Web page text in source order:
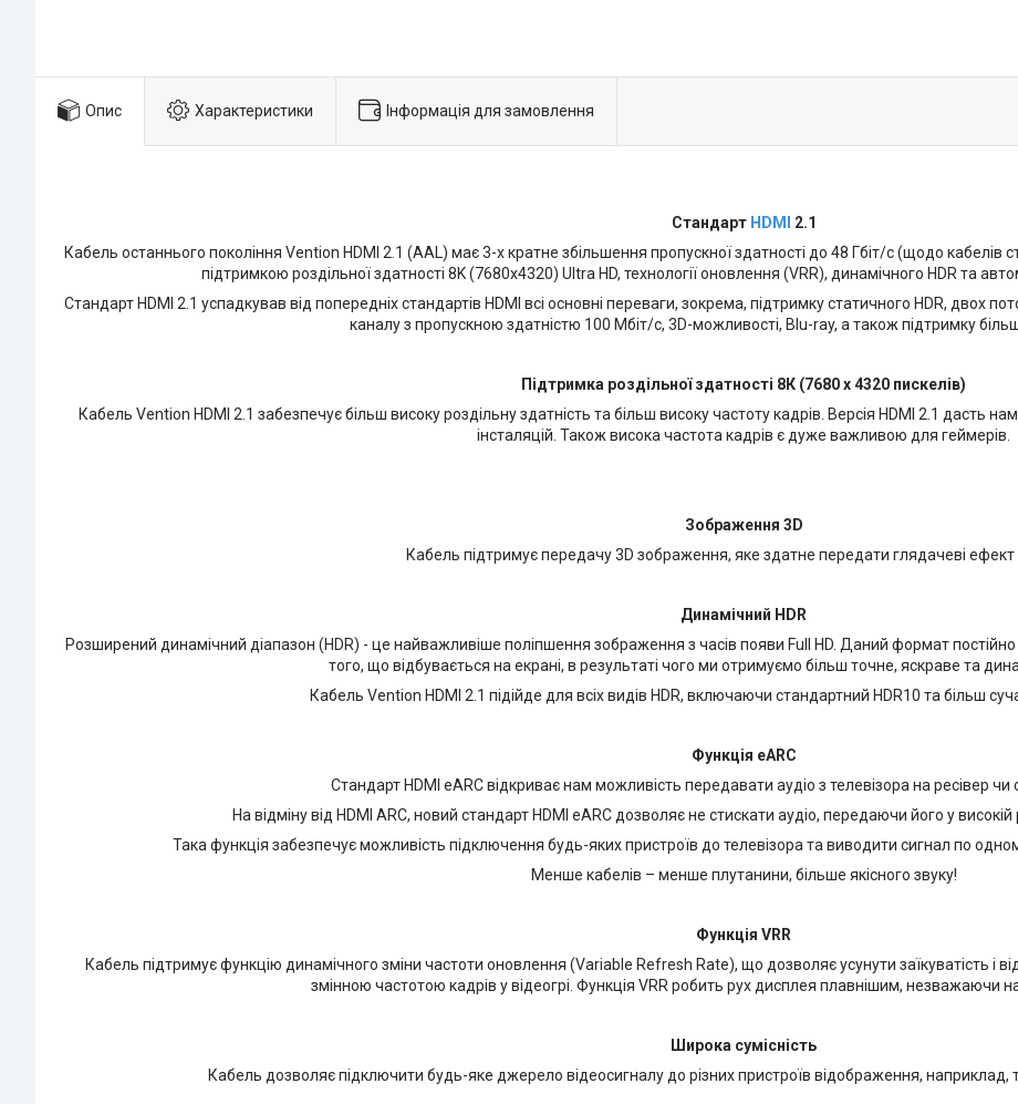
Опис Характеристики Інформація для замовлення
Стандарт HDMI
2.1
Кабель останнього покоління Vention HDMI 2.1 (AAL) має 3-х кратне збільшення пропускної здатності до 48 Гбіт/с (щодо кабелів
підтримкою роздільної здатності 8K (7680х4320) Ultra HD, технології оновлення (VRR), динамічного HDR та
Стандарт HDMI 2.1 успадкував від попередніх стандартів HDMI всі основні переваги, зокрема, підтримку статичного HDR, двох
каналу з пропускною здатністю 100 Мбіт/с, 3D-можливості, Blu-ray, а також підтримку більш
Підтримка роздільної здатності 8К (7680 х 4320 пискелів)
Кабель Vention HDMI 2.1 забезпечує більш високу роздільну здатність та більш високу частоту кадрів. Версія HDMI 2.1 дасть
інсталяцій. Також висока частота кадрів є дуже важливою для геймерів.
Зображення 3D
Кабель підтримує передачу 3D зображення, яке здатне передати глядачеві ефект
Динамічний HDR
Розширений динамічний діапазон (HDR) - це найважливіше поліпшення зображення з часів появи Full HD. Даний формат
того, що відбувається на екрані, в результаті чого ми отримуємо більш точне, яскраве та
Кабель Vention HDMI 2.1 підійде для всіх видів HDR, включаючи стандартний HDR10 та більш
Функція eARC
Стандарт HDMI eARC відкриває нам можливість передавати аудіо з телевізора на ресівер чи
На відміну від HDMI ARC, новий стандарт HDMI eARC дозволяє не стискати аудіо, передаючи його у високій
Така функція забезпечує можливість підключення будь-яких пристроїв до телевізора та виводити сигнал по
Менше кабелів – менше плутанини, більше якісного звуку!
Функція VRR
Кабель підтримує функцію динамічного зміни частоти оновлення (Variable Refresh Rate), що дозволяє усунути заїкуватість і
змінною частотою кадрів у відеогрі. Функція VRR робить рух дисплея плавнішим, незважаючи на
Широка сумісність
Кабель дозволяє підключити будь-яке джерело відеосигналу до різних пристроїв відображення, наприклад,